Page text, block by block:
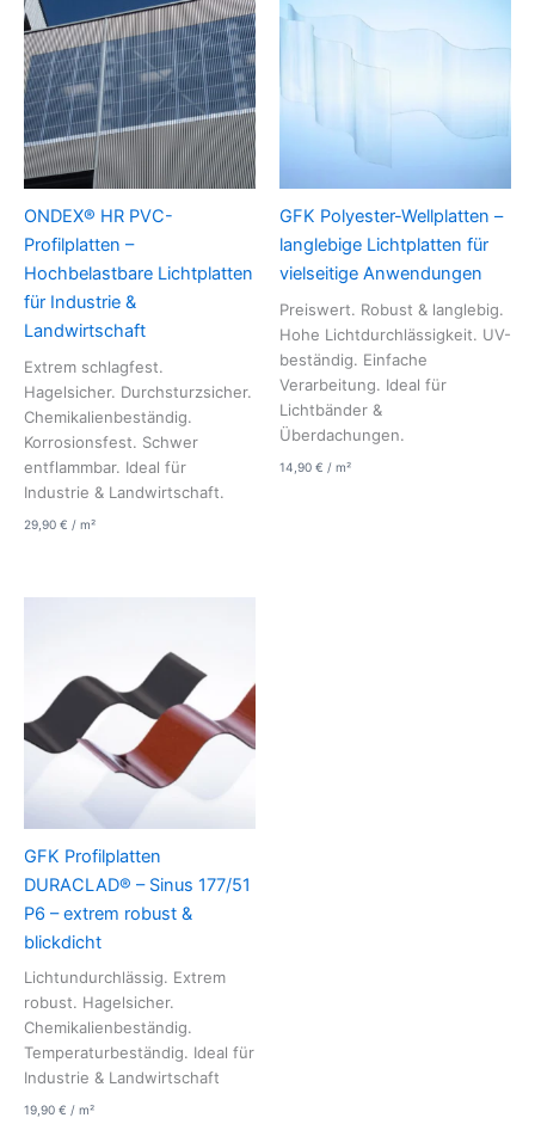
ONDEX® HR PVC-
Profilplatten –
Hochbelastbare Lichtplatten
für Industrie &
Landwirtschaft
Extrem schlagfest.
Hagelsicher. Durchsturzsicher.
Chemikalienbeständig.
Korrosionsfest. Schwer
entflammbar. Ideal für
Industrie & Landwirtschaft.
29,90 € / m²
GFK Polyester-Wellplatten –
langlebige Lichtplatten für
vielseitige Anwendungen
Preiswert. Robust & langlebig.
Hohe Lichtdurchlässigkeit. UV-
beständig. Einfache
Verarbeitung. Ideal für
Lichtbänder &
Überdachungen.
14,90 € / m²
GFK Profilplatten
DURACLAD® – Sinus 177/51
P6 – extrem robust &
blickdicht
Lichtundurchlässig. Extrem
robust. Hagelsicher.
Chemikalienbeständig.
Temperaturbeständig. Ideal für
Industrie & Landwirtschaft
19,90 € / m²